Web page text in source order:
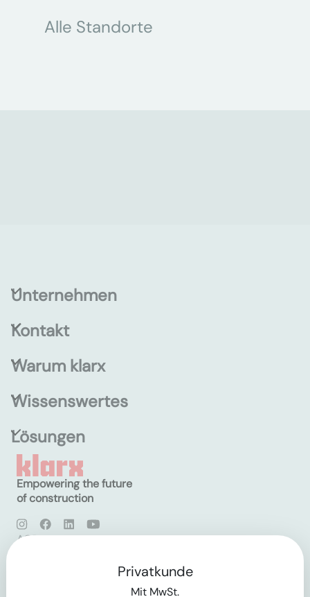
Alle Standorte
Unternehmen
Kontakt
Warum klarx
Wissenswertes
Lösungen
Empowering the future
of construction
AGB
Privatkunde
Mit MwSt.